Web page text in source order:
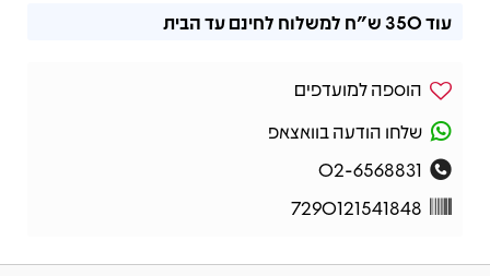
עוד350 ש"ח למשלוח לחינם עד הבית
הוספה למועדפים
שלחו הודעה בוואצאפ
02-6568831
7290121541848